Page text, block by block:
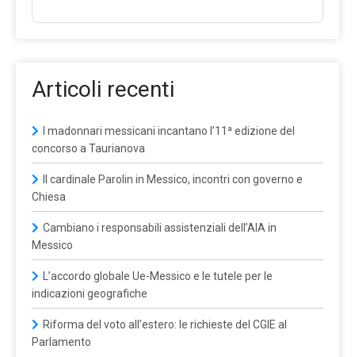
Articoli recenti
I madonnari messicani incantano l’11ª edizione del
concorso a Taurianova
Il cardinale Parolin in Messico, incontri con governo e
Chiesa
Cambiano i responsabili assistenziali dell’AIA in
Messico
L’accordo globale Ue-Messico e le tutele per le
indicazioni geografiche
Riforma del voto all’estero: le richieste del CGIE al
Parlamento